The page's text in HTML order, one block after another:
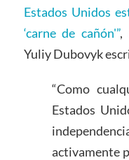
Estados Unidos
‘carne de cañón'”,
Yuliy Dubovyk
“Como
Estados
activamente